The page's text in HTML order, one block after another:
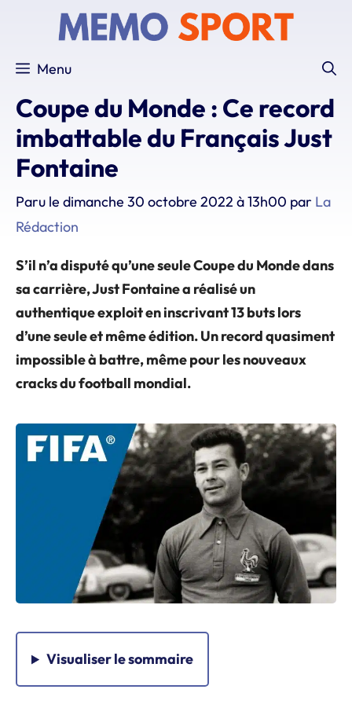
Menu
Coupe du Monde : Ce record
imbattable du Français Just
Fontaine
Paru le dimanche 30 octobre 2022 à 13h00 par La
Rédaction
S’il n’a disputé qu’une seule Coupe du Monde dans
sa carrière, Just Fontaine a réalisé un
authentique exploit en inscrivant 13 buts lors
d’une seule et même édition. Un record quasiment
impossible à battre, même pour les nouveaux
cracks du football mondial.
Visualiserle sommaire